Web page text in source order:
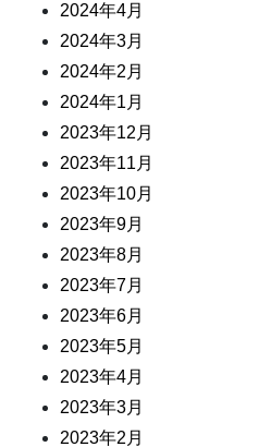
2024年4月
2024年3月
2024年2月
2024年1月
2023年12月
2023年11月
2023年10月
2023年9月
2023年8月
2023年7月
2023年6月
2023年5月
2023年4月
2023年3月
2023年2月